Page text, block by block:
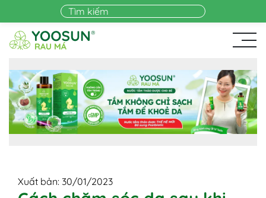
Skip to main content
Xuất bản: 30/01/2023